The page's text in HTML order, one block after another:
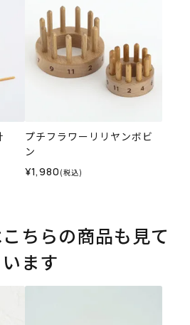
プチフラワーリリヤンボビ
ン
¥1,980 (税込)
ちらの商品も見て
います